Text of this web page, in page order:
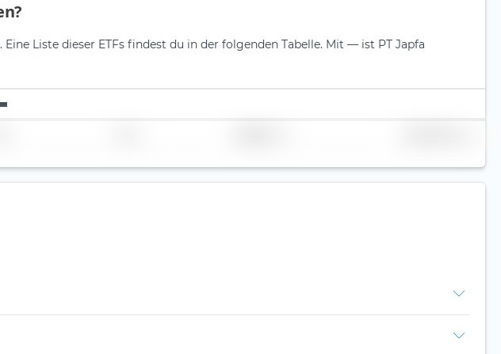
Liste dieser ETFs findest du in der folgenden Tabelle. Mit — ist PT Japfa